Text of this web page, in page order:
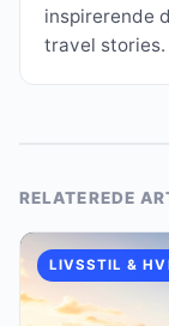
inspirerende
travel stories.
RELATEREDE